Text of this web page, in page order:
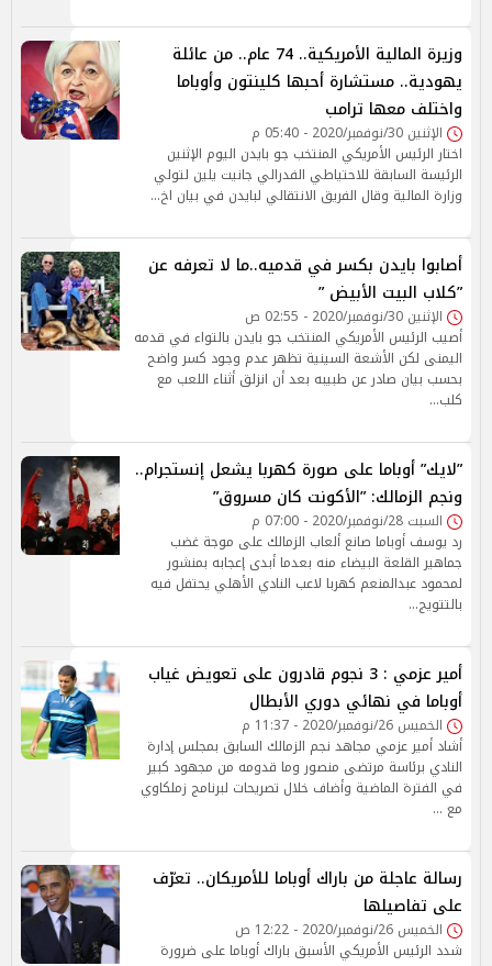
وزيرة المالية الأمريكية.. 74 عام.. من عائلة
يهودية.. مستشارة أحبها كلينتون وأوباما
واختلف معها ترامب
الإثنين 30/نوفمبر/2020 - 05:40 م
اختار الرئيس الأمريكي المنتخب جو بايدن اليوم الإثنين
الرئيسة السابقة للاحتياطي الفدرالي جانيت يلين لتولي
وزارة المالية وقال الفريق الانتقالي لبايدن في بيان اخ…
أصابوا بايدن بكسر في قدميه..ما لا تعرفه عن
”كلاب البيت الأبيض ”
الإثنين 30/نوفمبر/2020 - 02:55 ص
أصيب الرئيس الأمريكي المنتخب جو بايدن بالتواء في قدمه
اليمنى لكن الأشعة السينية تظهر عدم وجود كسر واضح
بحسب بيان صادر عن طبيبه بعد أن انزلق أثناء اللعب مع
كلب…
”لايك” أوباما على صورة كهربا يشعل إنستجرام..
ونجم الزمالك: ”الأكونت كان مسروق”
السبت 28/نوفمبر/2020 - 07:00 م
رد يوسف أوباما صانع ألعاب الزمالك على موجة غضب
جماهير القلعة البيضاء منه بعدما أبدى إعجابه بمنشور
لمحمود عبدالمنعم كهربا لاعب النادي الأهلي يحتفل فيه
بالتتويج…
أمير عزمي : 3 نجوم قادرون على تعويض غياب
أوباما في نهائي ‏دوري الأبطال
الخميس 26/نوفمبر/2020 - 11:37 م
أشاد أمير عزمي مجاهد نجم الزمالك السابق بمجلس إدارة
النادي برئاسة مرتضى منصور وما قدومه من مجهود كبير
في الفترة الماضية وأضاف خلال تصريحات لبرنامج زملكاوي
مع …
رسالة عاجلة من باراك أوباما للأمريكان.. تعرّف
على تفاصيلها
الخميس 26/نوفمبر/2020 - 12:22 ص
شدد الرئيس الأمريكي الأسبق باراك أوباما على ضرورة